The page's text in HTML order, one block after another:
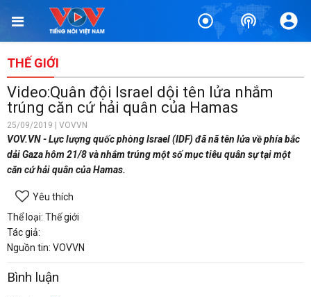
THẾ GIỚI
Video:Quân đội Israel dội tên lửa nhắm
trúng căn cứ hải quân của Hamas
25/09/2019 | VOVVN
VOV.VN - Lực lượng quốc phòng Israel (IDF) đã nã tên lửa về phía bắc
dải Gaza hôm 21/8 và nhắm trúng một số mục tiêu quân sự tại một
căn cứ hải quân của Hamas.
Yêu thích
Thể loại: Thế giới
Tác giả:
Nguồn tin: VOVVN
Bình luận